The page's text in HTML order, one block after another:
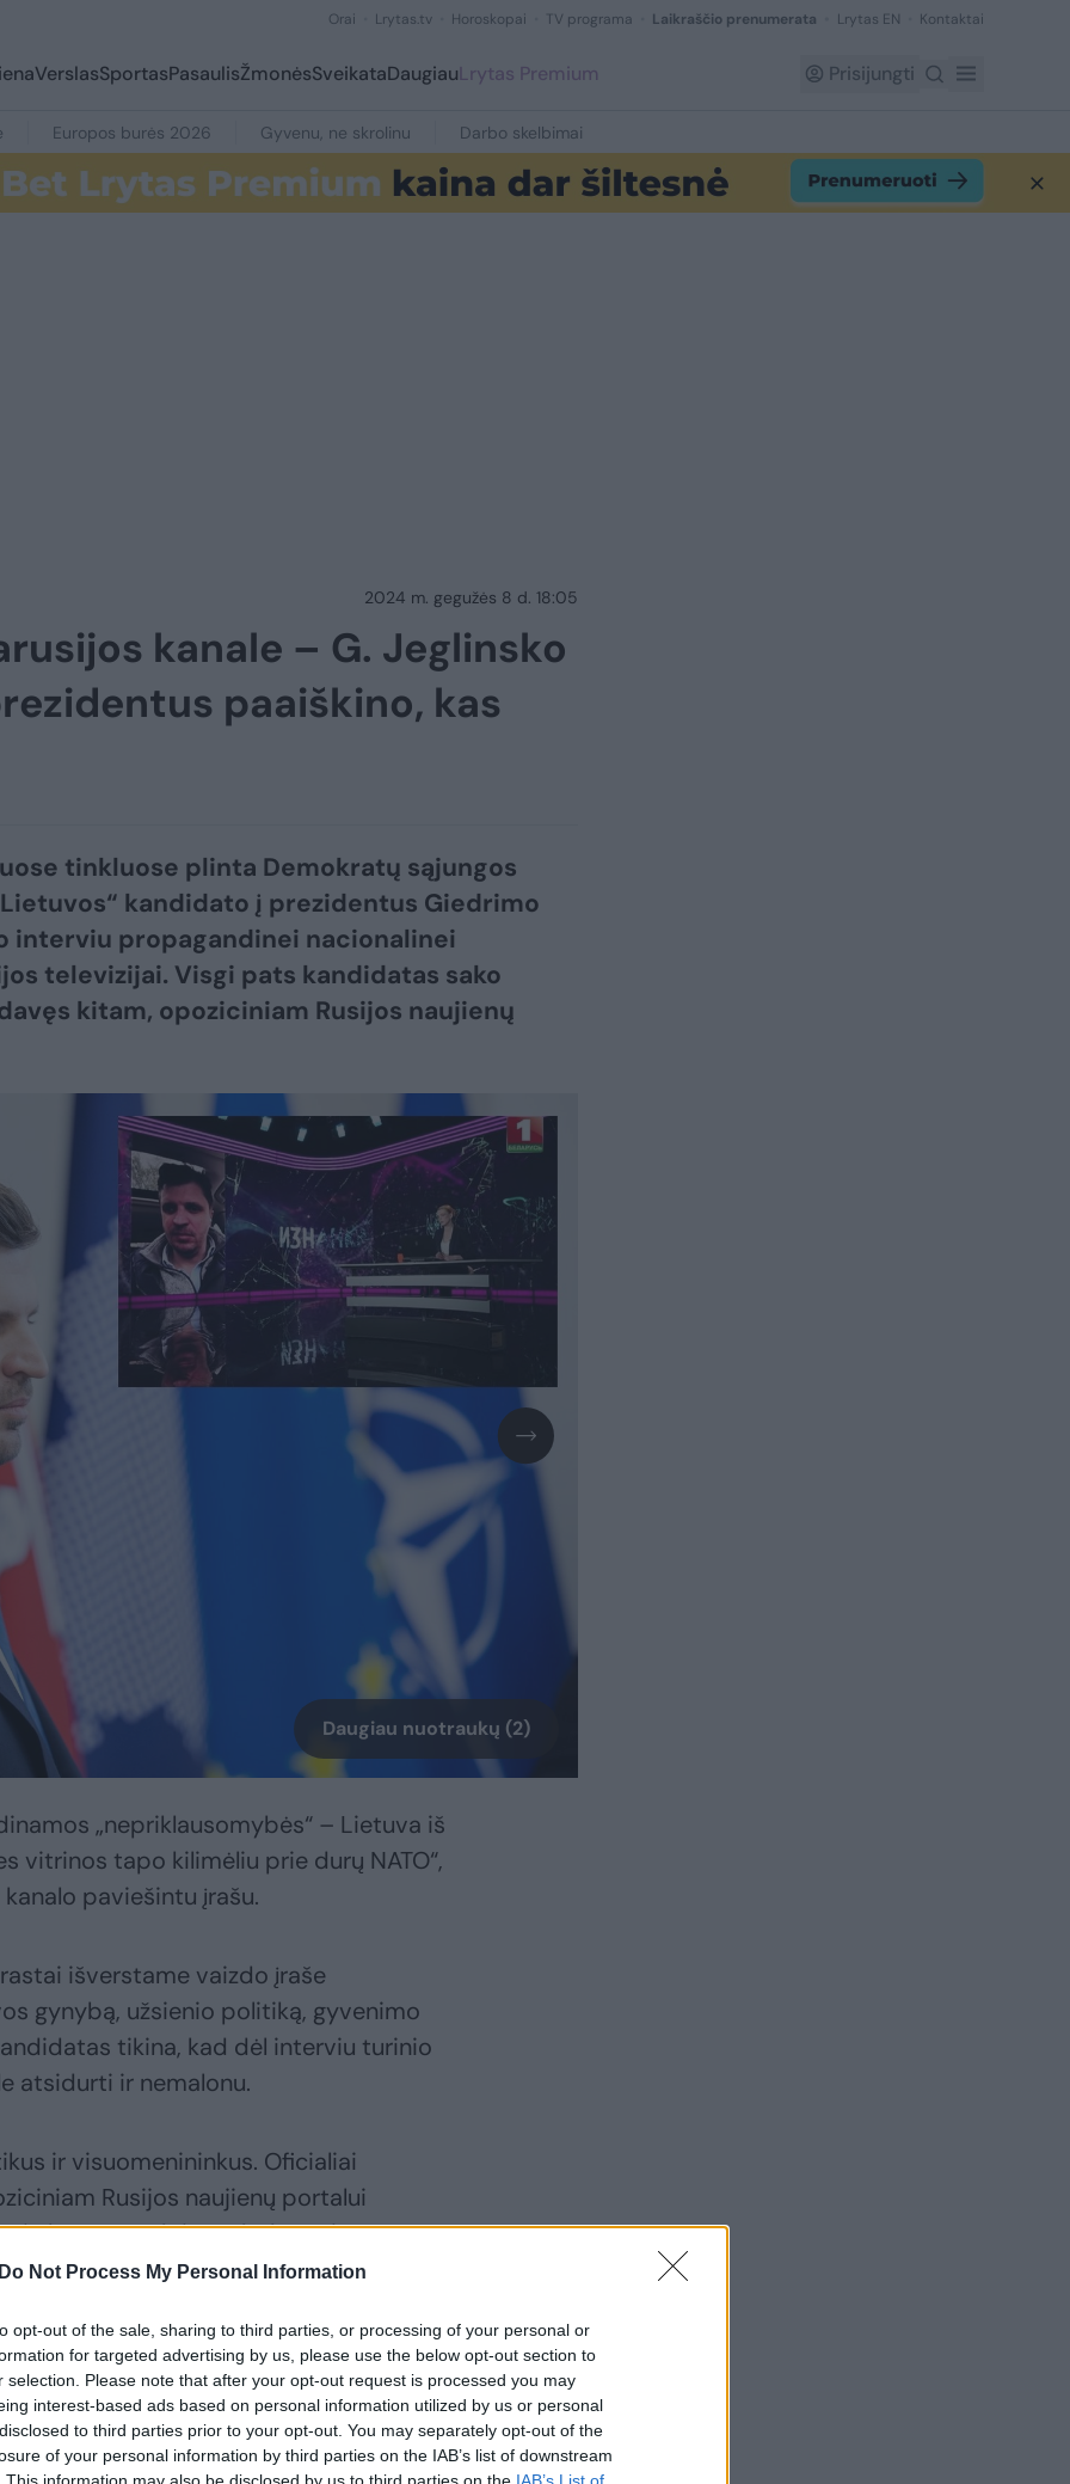
Do Not Process My Personal Information
opt-out of the sale, sharing to third parties, or processing of your personal or
for targeted advertising by us, please use the below opt-out section to
selection. Please note that after your opt-out request is processed you may
interest-based ads based on personal information utilized by us or personal
to third parties prior to your opt-out. You may separately opt-out of the
of your personal information by third parties on the IAB’s list of downstream
This information may also be disclosed by us to third parties on the IAB’s List of
Orai Lrytas.tv Horoskopai TV programa Laikraščio prenumerata Lrytas EN Kontaktai
VerslasSportasPasaulisŽmonėsSveikataDaugiauLrytas Premium Prisijungti
Europos burės 2026 Gyvenu, ne skrolinu Darbo skelbimai
2024 m. gegužės 8 d. 18:05
kanale – G. Jeglinsko
paaiškino, kas
tinkluose plinta Demokratų sąjungos
kandidato į prezidentus Giedrimo
interviu propagandinei nacionalinei
televizijai. Visgi pats kandidatas sako
kitam, opoziciniam Rusijos naujienų
Daugiau nuotraukų (2)
„nepriklausomybės“ – Lietuva iš
vitrinos tapo kilimėliu prie durų NATO“,
paviešintu įrašu.
išverstame vaizdo įraše
gynybą, užsienio politiką, gyvenimo
tikina, kad dėl interviu turinio
atsidurti ir nemalonu.
ir visuomenininkus. Oficialiai
Rusijos naujienų portalui
buvo patalpintas baltarusių
vaitkinio naratyvo padailinimais.